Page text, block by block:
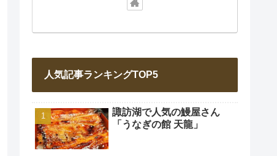
人気記事ランキングTOP5
諏訪湖で人気の鰻屋さん
「うなぎの館 天龍」